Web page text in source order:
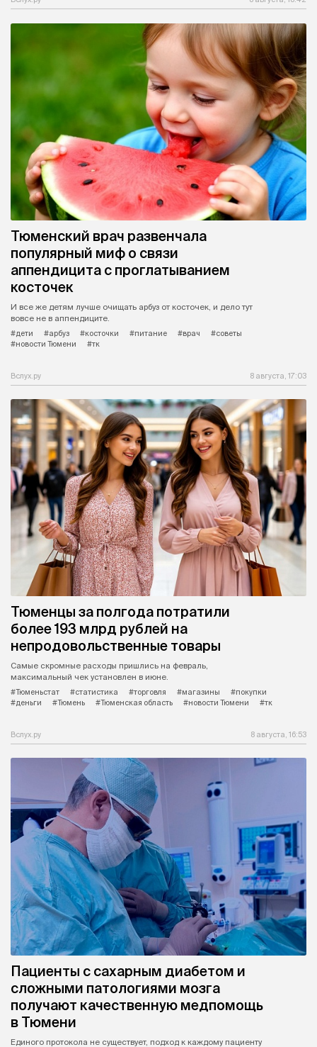
Тюменский врач развенчала
популярный миф о связи
аппендицита с проглатыванием
косточек
И все же детям лучше очищать арбуз от косточек, и дело тут
вовсе не в аппендиците.
#дети
#арбуз #косточки #питание #врач
#советы
#новости Тюмени
#тк
Вслух.ру 8 августа, 17:03
Тюменцы за полгода потратили
более 193 млрд рублей на
непродовольственные товары
Самые скромные расходы пришлись на февраль,
максимальный чек установлен в июне.
#Тюменьстат
#статистика #торговля #магазины
#покупки
#деньги
#Тюмень #Тюменская область #новости Тюмени #тк
Вслух.ру 8 августа, 16:53
Пациенты с сахарным диабетом и
сложными патологиями мозга
получают качественную медпомощь
в Тюмени
Единого протокола не существует, подход к каждому пациенту